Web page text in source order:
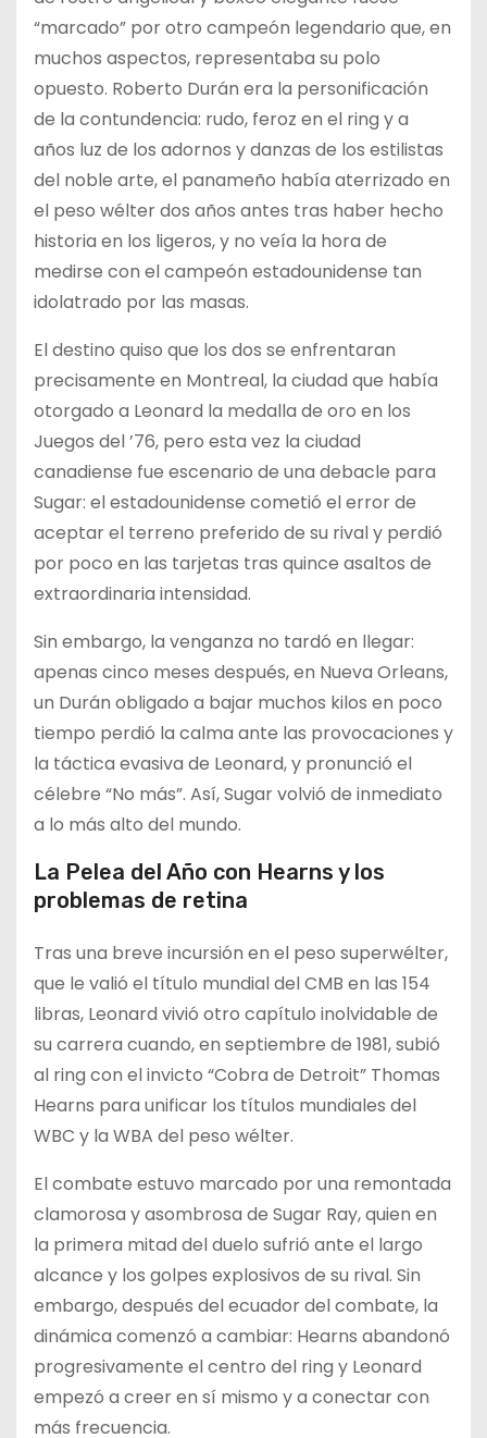
“marcado” por otro campeón legendario que, en
muchos aspectos, representaba su polo
opuesto. Roberto Durán era la personificación
de la contundencia: rudo, feroz en el ring y a
años luz de los adornos y danzas de los estilistas
del noble arte, el panameño había aterrizado en
el peso wélter dos años antes tras haber hecho
historia en los ligeros, y no veía la hora de
medirse con el campeón estadounidense tan
idolatrado por las masas.
El destino quiso que los dos se enfrentaran
precisamente en Montreal, la ciudad que había
otorgado a Leonard la medalla de oro en los
Juegos del ’76, pero esta vez la ciudad
canadiense fue escenario de una debacle para
Sugar: el estadounidense cometió el error de
aceptar el terreno preferido de su rival y perdió
por poco en las tarjetas tras quince asaltos de
extraordinaria intensidad.
Sin embargo, la venganza no tardó en llegar:
apenas cinco meses después, en Nueva Orleans,
un Durán obligado a bajar muchos kilos en poco
tiempo perdió la calma ante las provocaciones y
la táctica evasiva de Leonard, y pronunció el
célebre “No más”. Así, Sugar volvió de inmediato
a lo más alto del mundo.
La Pelea del Año con Hearns y los
problemas de retina
Tras una breve incursión en el peso superwélter,
que le valió el título mundial del CMB en las 154
libras, Leonard vivió otro capítulo inolvidable de
su carrera cuando, en septiembre de 1981, subió
al ring con el invicto “Cobra de Detroit” Thomas
Hearns para unificar los títulos mundiales del
WBC y la WBA del peso wélter.
El combate estuvo marcado por una remontada
clamorosa y asombrosa de Sugar Ray, quien en
la primera mitad del duelo sufrió ante el largo
alcance y los golpes explosivos de su rival. Sin
embargo, después del ecuador del combate, la
dinámica comenzó a cambiar: Hearns abandonó
progresivamente el centro del ring y Leonard
empezó a creer en sí mismo y a conectar con
más frecuencia.